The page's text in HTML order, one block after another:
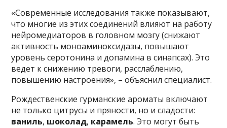
«Современные исследования также показывают,
что многие из этих соединений влияют на работу
нейромедиаторов в головном мозгу (снижают
активность моноаминоксидазы, повышают
уровень серотонина и допамина в синапсах). Это
ведет к снижению тревоги, расслаблению,
повышению настроения», – объяснил специалист.
Рождественские гурманские ароматы включают
не только цитрусы и пряности, но и сладости:
ваниль, шоколад, карамель. Это могут быть